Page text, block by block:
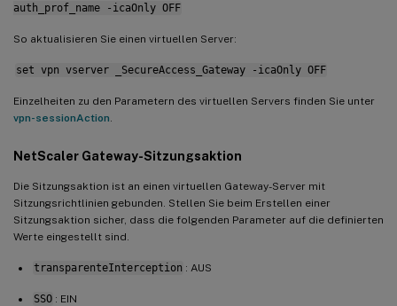
auth_prof_name -icaOnly OFF
So aktualisieren Sie einen virtuellen Server:
set vpn vserver _SecureAccess_Gateway -icaOnly OFF
Einzelheiten zu den Parametern des virtuellen Servers finden Sie unter
vpn-sessionAction
NetScaler Gateway-Sitzungsaktion
Die Sitzungsaktion ist an einen virtuellen Gateway-Server mit
Sitzungsrichtlinien gebunden. Stellen Sie beim Erstellen einer
Sitzungsaktion sicher, dass die folgenden Parameter auf die definierten
Werte eingestellt sind.
transparenteInterception : AUS
SSO : EIN